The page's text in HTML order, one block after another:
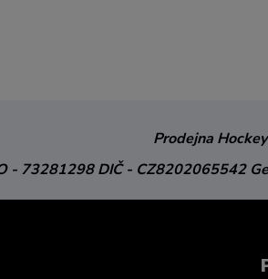
Prodejna
- 73281298DIČ - CZ8202065542